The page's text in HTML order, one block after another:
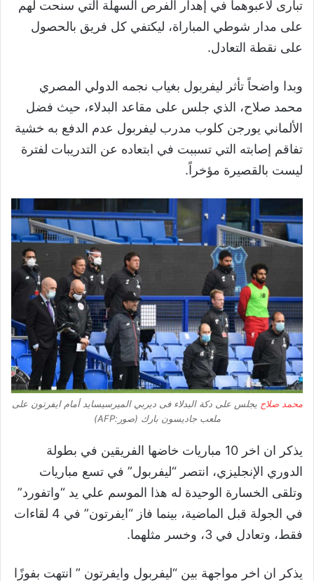
تبارى لاعبوهما في إهدار الفرص السهلة التي سنحت لهم
على مدار شوطي المباراة، ليكتفي كل فريق بالحصول
على نقطة التعادل.
وبدا واضحاً تأثر ليفربول بغياب نجمه الدولي المصري
محمد صلاح، الذي جلس على مقاعد البدلاء، حيث فضل
الألماني يورجن كلوب مدرب ليفربول عدم الدفع به خشية
تفاقم إصابته التي تسببت في ابتعاده عن التدريبات لفترة
ليست بالقصيرة مؤخراً.
محمد صلاح يجلس على دكة البدلاء فى ديربي الميرسيسايد أمام ايفرتون على
ملعب جاديسون بارك (صور:AFP)
يذكر ان اخر 10 مباريات خاضها الفريقين في بطولة
الدوري الإنجليزي، انتصر “ليفربول” في تسع مباريات
وتلقى الخسارة الوحيدة له هذا الموسم علي يد “واتفورد”
في الجولة قبل الماضية، بينما فاز “ايفرتون” في 4 لقاءات
فقط، وتعادل في 3، وخسر مثلهما.
يذكر ان اخر مواجهة بين “ليفربول وايفرتون ” انتهت بفوزًا